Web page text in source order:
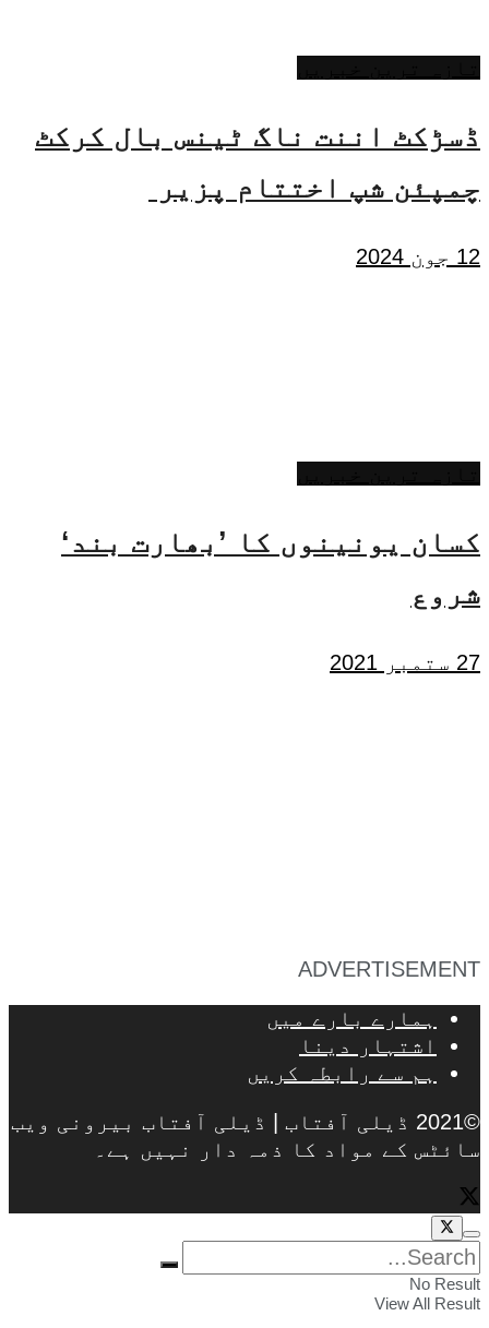
ڈسڑکٹ اننت ناگ ٹینس بال کرکٹ
چمپئن شپ اختتام پزیر
12 جون 2024
کسان یونینوں کا ’بھارت بند‘
شروع
27 ستمبر 2021
ADVERTISEMENT
ہمارے بارے میں
اشتہار دینا
ہم سے رابطہ کریں
©2021 ڈیلی آفتاب | ڈیلی آفتاب بیرونی ویب
سائٹس کے مواد کا ذمہ دار نہیں ہے۔
No Result
View All Result